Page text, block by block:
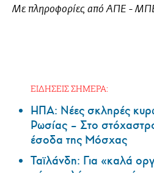
Με πληροφορίες από ΑΠΕ -
ΕΙΔΗΣΕΙΣ ΣΗΜΕΡΑ:
ΗΠΑ: Nέες σκληρές
Ρωσίας – Στο
έσοδα της Μόσχας
Ταϊλάνδη: Για «καλά